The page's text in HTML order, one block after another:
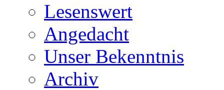
Lesenswert
Angedacht
Unser Bekenntnis
Archiv